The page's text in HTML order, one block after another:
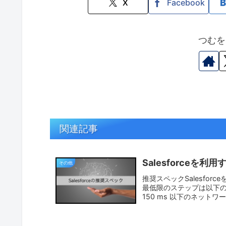
X Facebook
つむ
関連記事
その他 Salesforceを利用
推奨スペックSalesforce
最低限のステップは以下
150 ms 以下のネットワ